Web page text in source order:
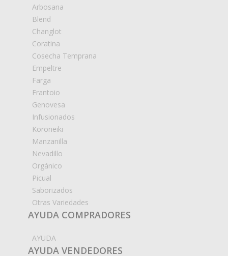
Arbosana
Blend
Changlot
Coratina
Cosecha Temprana
Empeltre
Farga
Frantoio
Genovesa
Infusionados
Koroneiki
Manzanilla
Nevadillo
Orgánico
Picual
Saborizados
Otras Variedades
AYUDA COMPRADORES
AYUDA
AYUDA VENDEDORES